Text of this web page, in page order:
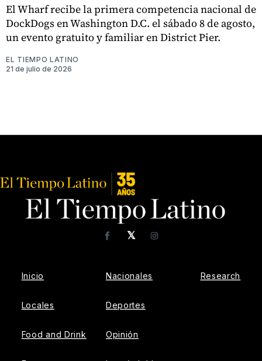
El Wharf recibe la primera competencia nacional de
DockDogs en Washington D.C. el sábado 8 de agosto,
un evento gratuito y familiar en District Pier.
EL TIEMPO LATINO
21 de julio de 2026
𝕏
FacebookInstagram
Inicio
Locales
Food and Drink
Nacionales
Deportes
Opinión
Research